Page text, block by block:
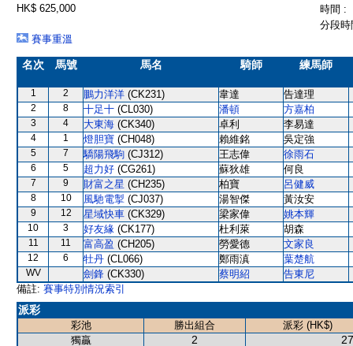
HK$ 625,000
時間 :
分段
賽事重溫
名次 馬號 馬名 騎師 練馬師
1 2 鵬力洋洋 (CK231) 韋達 告達理
2 8 十足十 (CL030) 潘頓 方嘉柏
3 4 大東海 (CK340) 卓利 李易達
4 1 燈胆寶 (CH048) 賴維銘 吳定強
5 7 驕陽飛駒 (CJ312) 王志偉 徐雨石
6 5 超力好 (CG261) 蘇狄雄 何良
7 9 財富之星 (CH235) 柏寶 呂健威
8 10 風馳電掣 (CJ037) 湯智傑 黃汝安
9 12 星域快車 (CK329) 梁家偉 姚本輝
10 3 好友緣 (CK177) 杜利萊 胡森
11 11 富高盈 (CH205) 勞愛德 文家良
12 6 牡丹 (CL066) 鄭雨滇 葉楚航
WV 劍鋒 (CK330) 蔡明紹
告東尼
備註: 賽事特別情況索引
派彩
彩池 勝出組合
派彩 (HK$)
獨贏
2